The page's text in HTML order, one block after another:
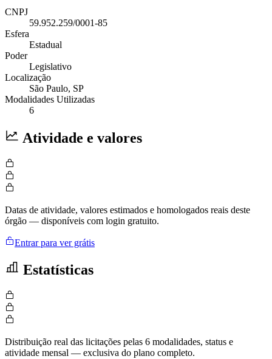
CNPJ
59.952.259/0001-85
Esfera
Estadual
Poder
Legislativo
Localização
São Paulo, SP
Modalidades Utilizadas
6
Atividade e valores
Datas de atividade, valores estimados e homologados reais deste
órgão — disponíveis com login gratuito.
Entrar para ver grátis
Estatísticas
Distribuição real das licitações pelas 6 modalidades, status e
atividade mensal — exclusiva do plano completo.